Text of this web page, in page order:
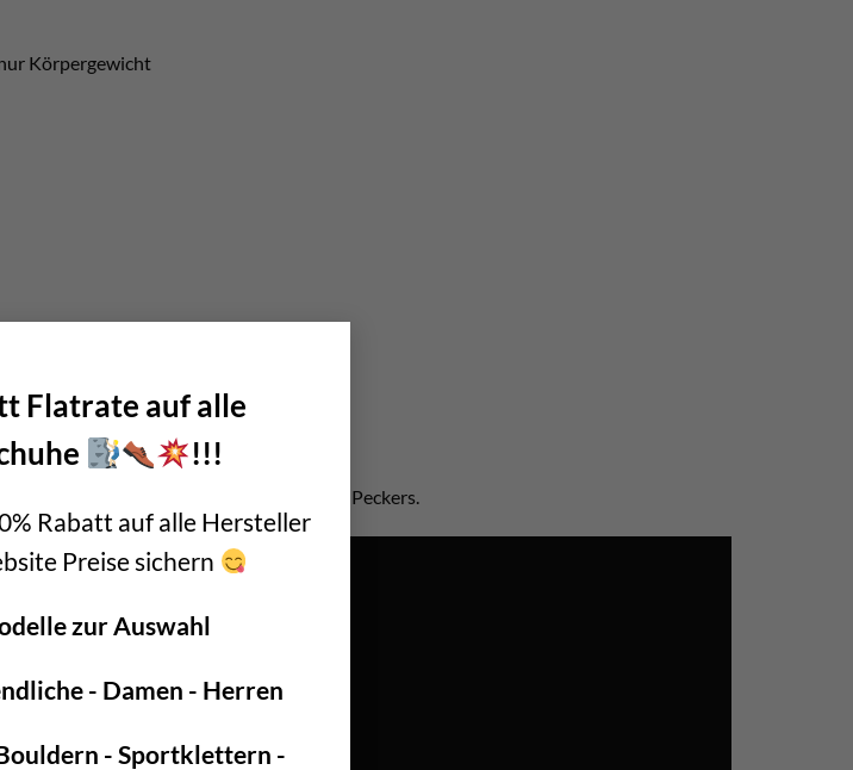
Flatrate auf alle
!!!
Rabatt auf alle Hersteller
Preise sichern
zur Auswahl
- Damen - Herren
- Sportklettern -
Körpergewicht
Reepschnur fix anbringen
alles Wichtige zur Verwendung dieses Peckers.